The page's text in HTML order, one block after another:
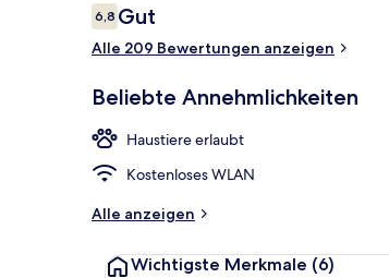
Bewertungen
6,86,8 von 10.
Gut
Alle 209 Bewertungen anzeigen
Beliebte Annehmlichkeiten
Haustiere erlaubt
Kostenloses WLAN
Alle anzeigen
Wichtigste Merkmale (6)